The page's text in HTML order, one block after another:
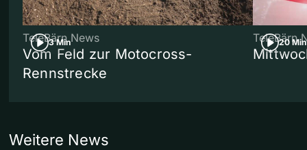
3 Min
TeleBärn News
Vom Feld zur Motocross-
Rennstrecke
20 Min
TeleBärn
Weitere News